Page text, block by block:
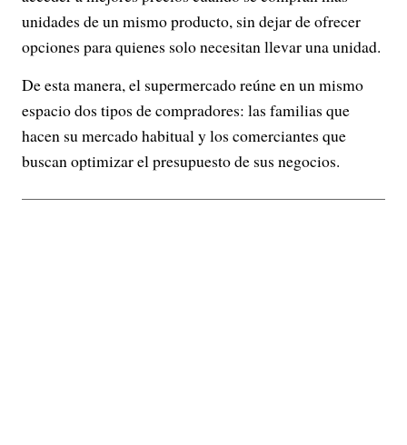
unidades de un mismo producto, sin dejar de ofrecer
opciones para quienes solo necesitan llevar una unidad.
De esta manera, el supermercado reúne en un mismo
espacio dos tipos de compradores: las familias que
hacen su mercado habitual y los comerciantes que
buscan optimizar el presupuesto de sus negocios.